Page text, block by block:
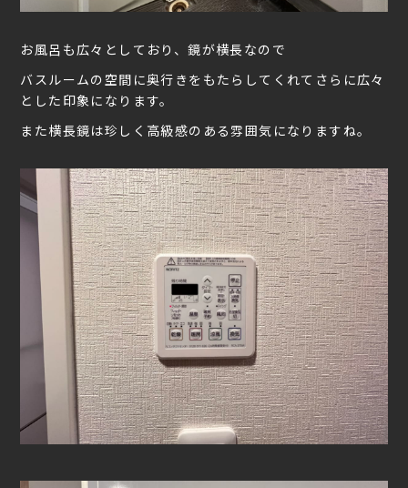
お風呂も広々としており、鏡が横長なので
バスルームの空間に奥行きをもたらしてくれてさらに広々
とした印象になります。
また横長鏡は珍しく高級感のある雰囲気になりますね。